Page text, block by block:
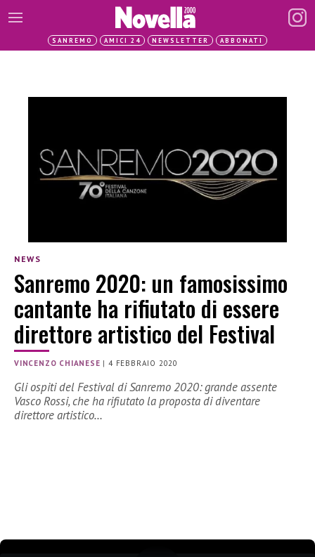
SANREMO AMICI 24 NEWSLETTER ABBONATI
NEWS
Sanremo 2020: un famosissimo
cantante ha rifiutato di essere
direttore artistico del Festival
VINCENZO CHIANESE |4 FEBBRAIO 2020
Gli ospiti del Festival di Sanremo 2020: grande assente
Vasco Rossi, che ha rifiutato la proposta di diventare
direttore artistico…